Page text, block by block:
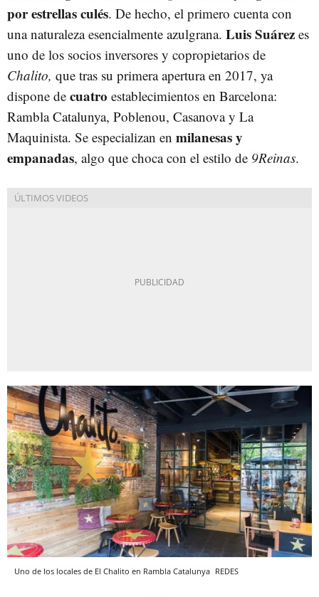
por estrellas culés. De hecho, el primero cuenta con
una naturaleza esencialmente azulgrana. Luis Suárez es
uno de los socios inversores y copropietarios de
Chalito, que tras su primera apertura en 2017, ya
dispone de cuatro establecimientos en Barcelona:
Rambla Catalunya, Poblenou, Casanova y La
Maquinista. Se especializan en milanesas y
empanadas, algo que choca con el estilo de 9Reinas.
Uno de los locales de El Chalito en Rambla Catalunya REDES